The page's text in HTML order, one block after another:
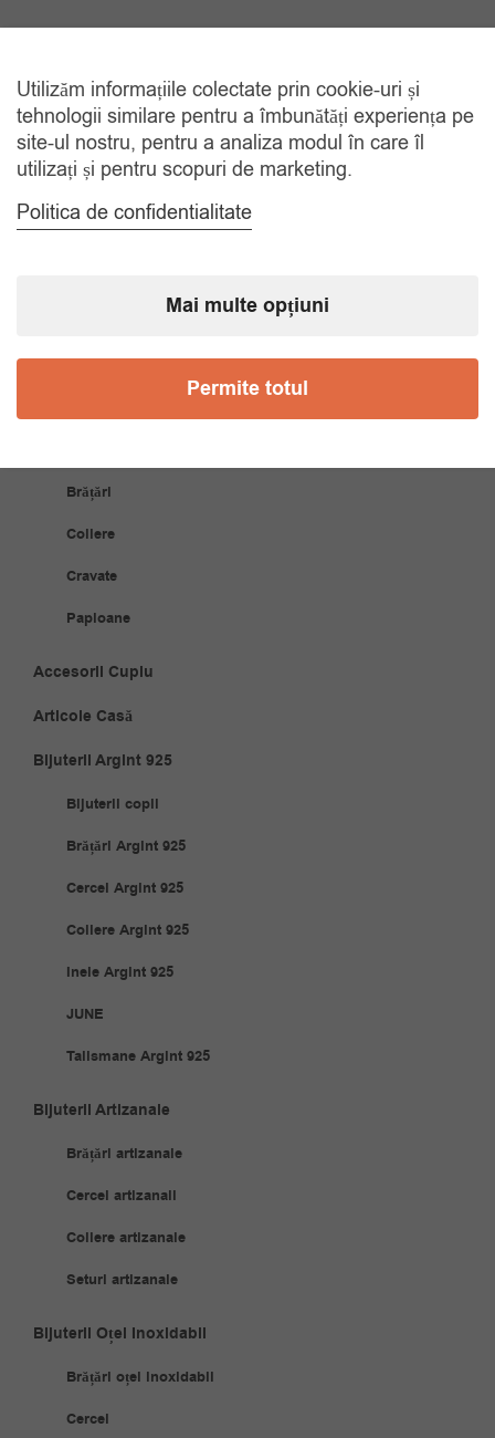
TRANSPORT GRATUIT
La comenzi de peste 150 lei
RETUR 30 ZILE
Brățări
Coliere
Cravate
Papioane
Accesorii Cuplu
Articole Casă
Bijuterii Argint 925
Bijuterii copii
Brățări Argint 925
Cercei Argint 925
Coliere Argint 925
Inele Argint 925
JUNE
Talismane Argint 925
Bijuterii Artizanale
Brățări artizanale
Cercei artizanali
Coliere artizanale
Seturi artizanale
Bijuterii Oțel Inoxidabil
Brățări oțel inoxidabil
Cercei
Utilizăm informațiile colectate prin cookie-uri și
tehnologii similare pentru a îmbunătăți experiența pe
site-ul nostru, pentru a analiza modul în care îl
utilizați și pentru scopuri de marketing.
Politica de confidentialitate
Mai multe opțiuni
Permite totul